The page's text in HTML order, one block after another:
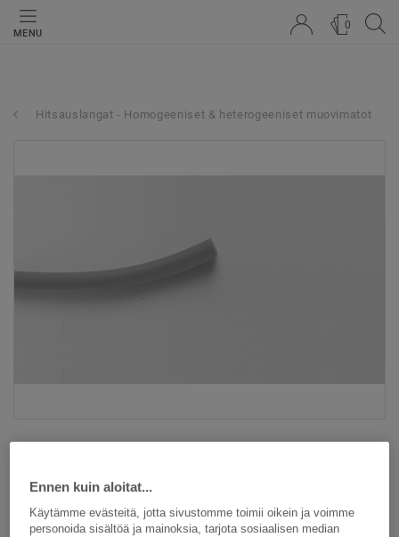
MENU
0
Hitsauslangat - Homogeeniset & heterogeeniset muovimatot
Ennen kuin aloitat...
Käytämme evästeitä, jotta sivustomme toimii oikein ja voimme
personoida sisältöä ja mainoksia, tarjota sosiaalisen median